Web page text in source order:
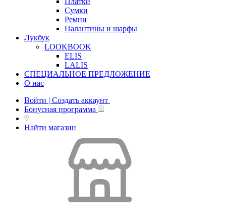
Сумки
Ремни
Палантины и шарфы
Лукбук
LOOKBOOK
ELIS
LALIS
СПЕЦИАЛЬНОЕ ПРЕДЛОЖЕНИЕ
О нас
Войти | Создать аккаунт
Бонусная программа
Найти магазин